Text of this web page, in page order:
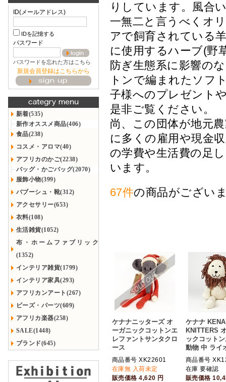
ID(メールアドレス)
IDを記憶する
パスワード
パスワードを忘れた方はこちら
新規会員登録はこちらから
新着(535)
新作オススメ商品(406)
食品(238)
コスメ・アロマ(40)
アフリカのかご(2238)
バッグ・かごバッグ(2070)
服飾小物(399)
バブーシュ・靴(312)
アクセサリー(653)
衣料(108)
生活雑貨(1052)
布・ホームファブリック
(1352)
インテリア雑貨(1799)
インテリア家具(293)
アフリカンアート(267)
ビーズ・パーツ(609)
アフリカ楽器(258)
SALE(1448)
ブランド(645)
りしています。風合
一無二と言うべくオ
アで飼育されている
に使用するハーブ(野
防ぎ生態系に影響の
トンで編まれたソフ
子様へのプレゼント
是非ご覧ください。
尚、この団体が地元
に多くの雇用や現金
の学費や生活費の足
います。
67件の商品がござい
ケナナニッターズ オ
ーガニックコットンエ
レファントサンタクロ
ース
商品番号 XK22601
在庫無 入荷未定
販売価格4,620 円
ケナナ
KNITTERS
ックコット
動物 中 ライ
商品番号
在庫 要確認
販売価格